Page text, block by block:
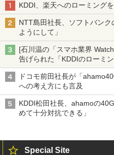
KDDI、楽天へのローミング
NTT島田社長、ソフトバン
ようにして」
[石川温の「スマホ業界
告げられた「KDDIのローミ
穴と楽天モバイルの課題
ドコモ前田社長が「
への考え方にも言及
KDDI松田社長、ahamoの
めて十分対抗できる」
Special Site